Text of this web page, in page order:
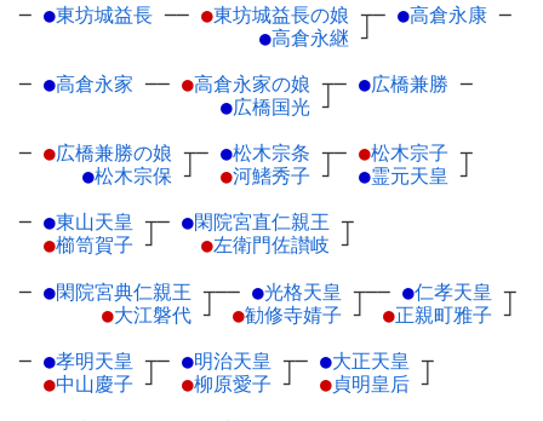
─ ●東坊城益長 ── ●東坊城益長の娘 ┬
●高倉永継 ┘
─ ●高倉永康 ─
─ ●高倉永家 ── ●高倉永家の娘 ┬
●広橋国光 ┘
─ ●広橋兼勝 ─
─ ●広橋兼勝の娘 ┬
●松木宗保 ┘
─ ●松木宗条 ┬
●河鰭秀子 ┘
─ ●松木宗子 ┬
●霊元天皇 ┘
─ ●東山天皇 ┬
●櫛笥賀子 ┘
─ ●閑院宮直仁親王 ┬
●左衛門佐讃岐 ┘
─ ●閑院宮典仁親王 ┬
●大江磐代 ┘
── ●光格天皇 ┬
●勧修寺婧子 ┘
── ●仁孝天皇 ┬
●正親町雅子 ┘
─ ●孝明天皇 ┬
●中山慶子 ┘
─ ●明治天皇 ┬
●柳原愛子 ┘
─ ●大正天皇 ┬
●貞明皇后 ┘